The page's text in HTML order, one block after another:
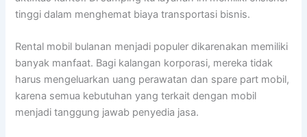
tinggi dalam menghemat biaya transportasi bisnis.
Rental mobil bulanan menjadi populer dikarenakan memiliki
banyak manfaat. Bagi kalangan korporasi, mereka tidak
harus mengeluarkan uang perawatan dan spare part mobil,
karena semua kebutuhan yang terkait dengan mobil
menjadi tanggung jawab penyedia jasa.